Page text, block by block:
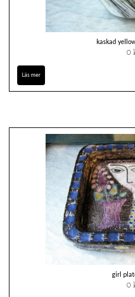
kaskad
0
Läs mer
girl
0